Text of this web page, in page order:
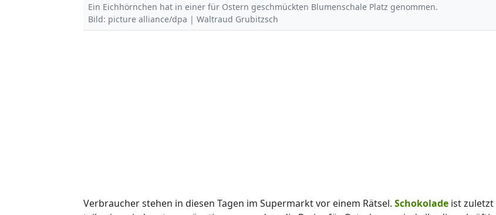
Ein Eichhörnchen hat in einer für Ostern geschmückten Blumenschale Platz genommen.
Bild: picture alliance/dpa | Waltraud Grubitzsch
Verbraucher stehen in diesen Tagen im Supermarkt vor einem Rätsel. Schokolade ist zuletzt